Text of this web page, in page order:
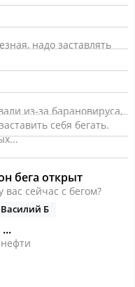
надо заставлять
из-за барановируса,
себя бегать.
бега открыт
вас сейчас с бегом?
Василий Б